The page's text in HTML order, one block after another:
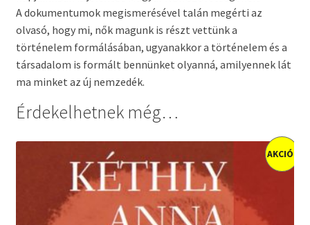
A dokumentumok megismerésével talán megérti az
olvasó, hogy mi, nők magunk is részt vettünk a
történelem formálásában, ugyanakkor a történelem és a
társadalom is formált bennünket olyanná, amilyennek lát
ma minket az új nemzedék.
Érdekelhetnek még…
AKCIÓ!